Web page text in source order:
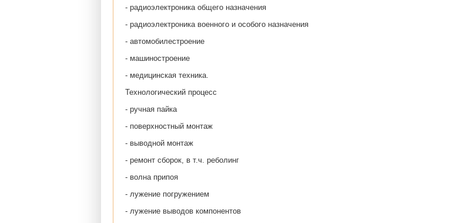
- радиоэлектроника общего назначения
- радиоэлектроника военного и особого назначения
- автомобилестроение
- машиностроение
- медицинская техника.
Технологический процесс
- ручная пайка
- поверхностный монтаж
- выводной монтаж
- ремонт сборок, в т.ч. реболинг
- волна припоя
- лужение погружением
- лужение выводов компонентов